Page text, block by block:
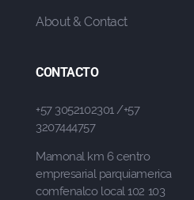
About & Contact
CONTACTO
+57 3052102301 /+57
3207444757
Mamonal km 6 centro
empresarial parquiamerica
comfenalco local 102 103